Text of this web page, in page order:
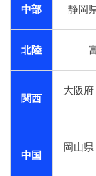
中部 静岡
北陸
関西
大阪府
中国
岡山